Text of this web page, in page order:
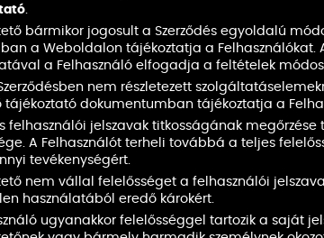
.
bármikor jogosult a Szerződés egyoldalú
a Weboldalon tájékoztatja a Felhasználókat.
a Felhasználó elfogadja a feltételek
nem részletezett
tájékoztató dokumentumban tájékoztatja a
felhasználói jelszavak titkosságának
A Felhasználót terheli továbbá a teljes
tevékenységért.
nem vállal felelősséget a felhasználói
használatából eredő károkért.
ugyanakkor felelősséggel tartozik a saját